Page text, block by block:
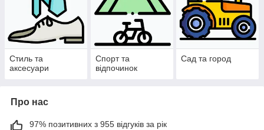
Стиль та
аксесуари
Спорт та
відпочинок
Сад та город
Про нас
97% позитивних з 955 відгуків за рік